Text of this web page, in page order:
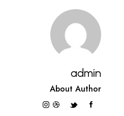
admin
About Author